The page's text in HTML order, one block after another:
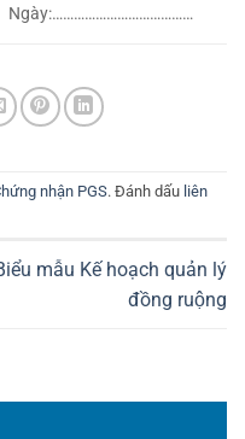
Ngày:…………………………………
nhận PGS. Đánh dấu liên
mẫu Kế hoạch quản lý
đồng ruộng